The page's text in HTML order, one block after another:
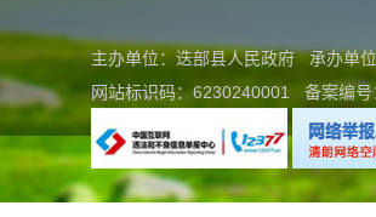
主办单位：迭部县人民政府 承办单
网站标识码：6230240001
备案编号